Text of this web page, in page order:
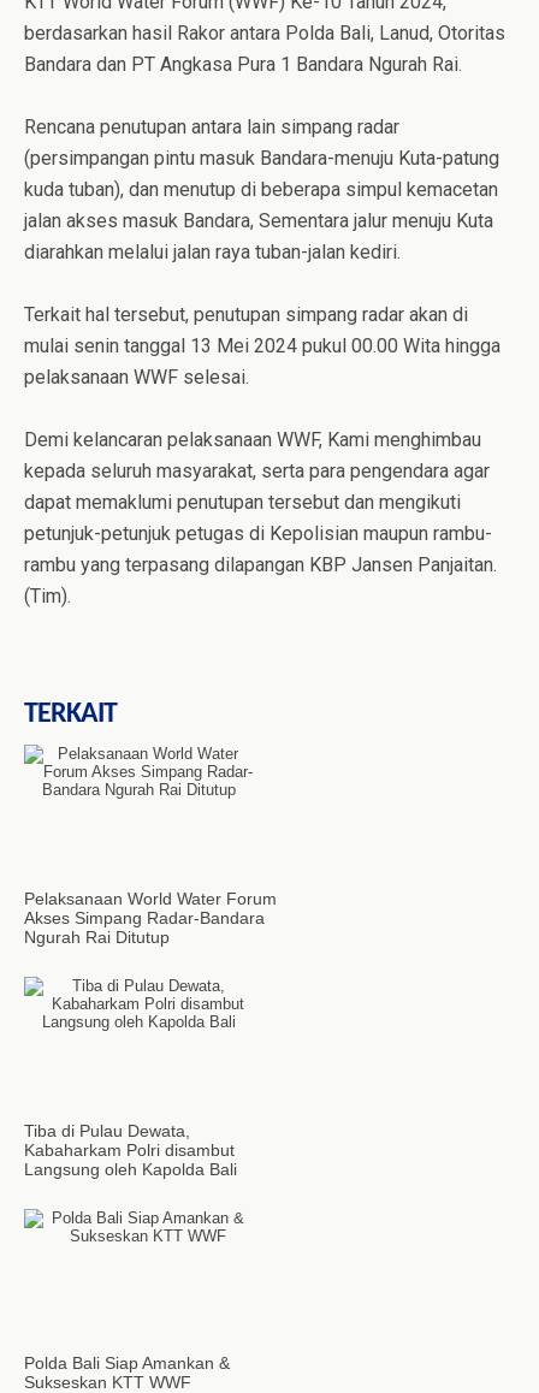
berdasarkan hasil Rakor antara Polda Bali, Lanud, Otoritas
Bandara dan PT Angkasa Pura 1 Bandara Ngurah Rai.
Rencana penutupan antara lain simpang radar
(persimpangan pintu masuk Bandara-menuju Kuta-patung
kuda tuban), dan menutup di beberapa simpul kemacetan
jalan akses masuk Bandara, Sementara jalur menuju Kuta
diarahkan melalui jalan raya tuban-jalan kediri.
Terkait hal tersebut, penutupan simpang radar akan di
mulai senin tanggal 13 Mei 2024 pukul 00.00 Wita hingga
pelaksanaan WWF selesai.
Demi kelancaran pelaksanaan WWF, Kami menghimbau
kepada seluruh masyarakat, serta para pengendara agar
dapat memaklumi penutupan tersebut dan mengikuti
petunjuk-petunjuk petugas di Kepolisian maupun rambu-
rambu yang terpasang dilapangan KBP Jansen Panjaitan.
(Tim).
TERKAIT
Pelaksanaan World Water Forum
Akses Simpang Radar-Bandara
Ngurah Rai Ditutup
Tiba di Pulau Dewata,
Kabaharkam Polri disambut
Langsung oleh Kapolda Bali
Polda Bali Siap Amankan &
Sukseskan KTT WWF